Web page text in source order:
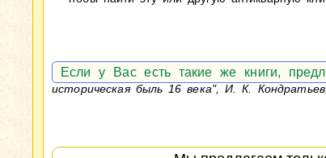
Если у Вас есть такие же книги,
историческая быль 16 века", И. К.